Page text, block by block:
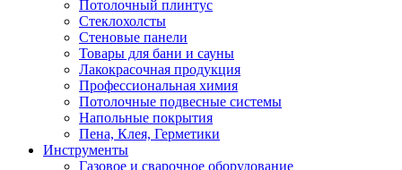
Потолочный плинтус
Стеклохолсты
Стеновые панели
Товары для бани и сауны
Лакокрасочная продукция
Профессиональная химия
Потолочные подвесные системы
Напольные покрытия
Пена, Клея, Герметики
Инструменты
Газовое и сварочное оборудование